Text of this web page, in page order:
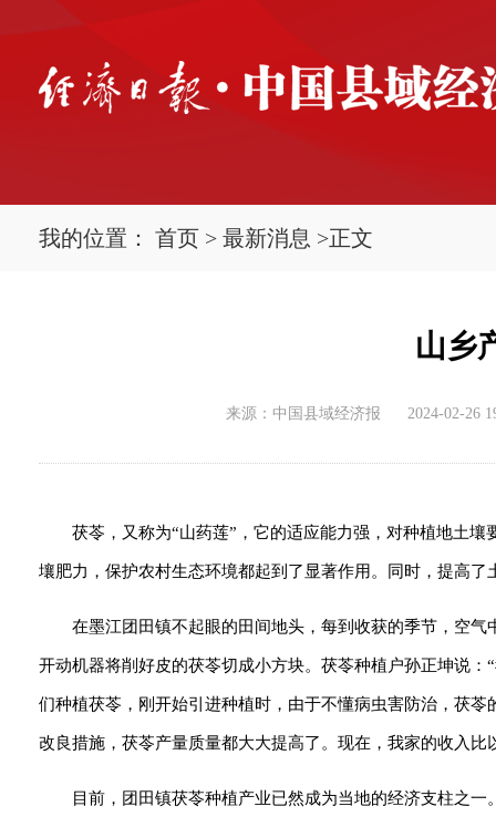
我的位置： 首页 > 最新消息 >正文
山乡
来源：中国县域经济报 2024-02-26
茯苓，又称为“山药莲”，它的适应能力强，对种植地土
壤肥力，保护农村生态环境都起到了显著作用。同时，提高了
在墨江团田镇不起眼的田间地头，每到收获的季节，空
开动机器将削好皮的茯苓切成小方块。茯苓种植户孙正坤说
们种植茯苓，刚开始引进种植时，由于不懂病虫害防治，茯
改良措施，茯苓产量质量都大大提高了。现在，我家的收入比
目前，团田镇茯苓种植产业已然成为当地的经济支柱之